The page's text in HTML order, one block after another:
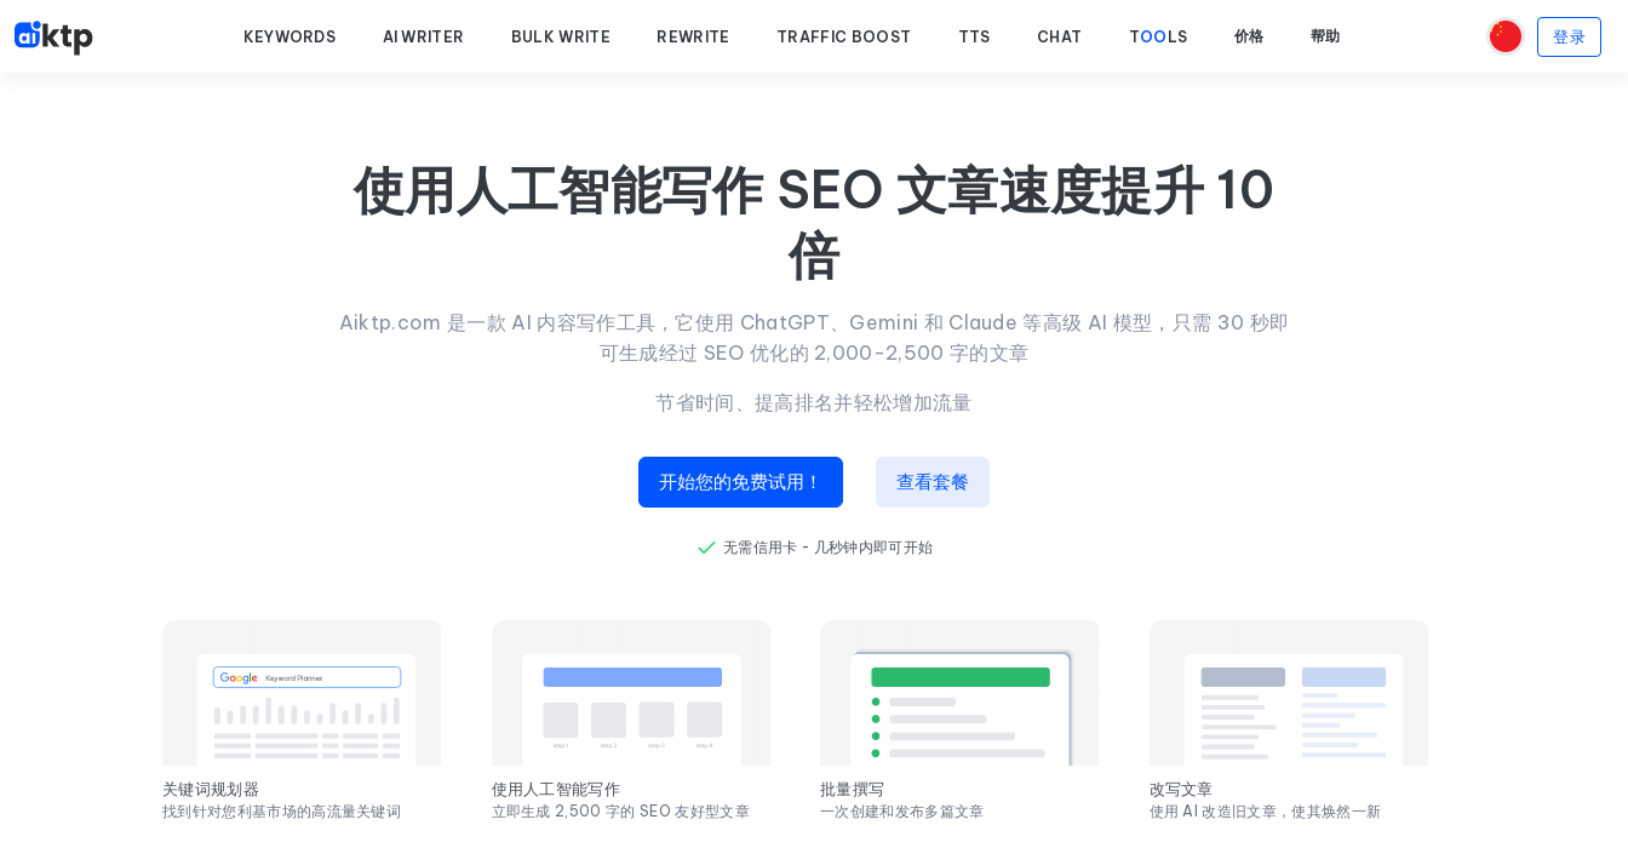
KEYWORDS AI WRITER BULK WRITE REWRITE TRAFFIC BOOST TTS CHAT TOO LS 价格 帮助 登录
使用人工智能写作 SEO 文章速度提升 10
倍
Aiktp.com 是一款 AI 内容写作工具，它使用 ChatGPT、Gemini 和 Claude 等高级 AI 模型，只需 30 秒即
可生成经过 SEO 优化的 2,000-2,500 字的文章
节省时间、提高排名并轻松增加流量
开始您的免费试用！ 查看套餐
无需信用卡 - 几秒钟内即可开始
关键词规划器
找到针对您利基市场的高流量关键词
使用人工智能写作
立即生成 2,500 字的 SEO 友好型文章
批量撰写
一次创建和发布多篇文章
改写文章
使用 AI 改造旧文章，使其焕然一新